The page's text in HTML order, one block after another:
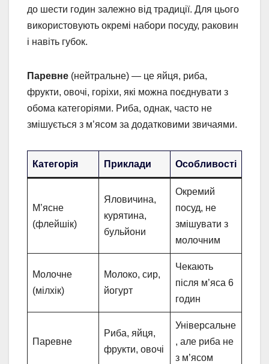
до шести годин залежно від традиції. Для цього
використовують окремі набори посуду, раковин
і навіть губок.
Паревне (нейтральне) — це яйця, риба,
фрукти, овочі, горіхи, які можна поєднувати з
обома категоріями. Риба, однак, часто не
змішується з м’ясом за додатковими звичаями.
Категорія Приклади Особливості
М’ясне
(флейшік)
Яловичина,
курятина,
бульйони
Окремий
посуд, не
змішувати з
молочним
Молочне
(мілхік)
Молоко, сир,
йогурт
Чекають
після м’яса 6
годин
Паревне
Риба, яйця,
фрукти, овочі
Універсальне
, але риба не
з м’ясом